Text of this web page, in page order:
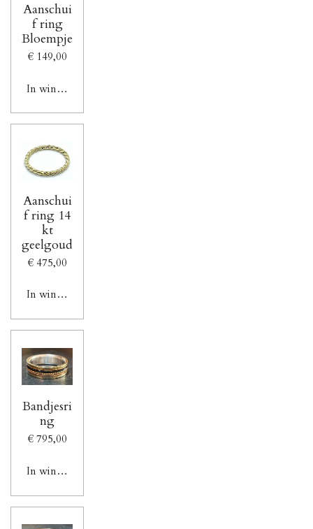
Aanschui
f ring
Bloempje
€ 149,00
In winkelwagen
Aanschui
f ring 14
kt
geelgoud
€ 475,00
In winkelwagen
Bandjesri
ng
€ 795,00
In winkelwagen